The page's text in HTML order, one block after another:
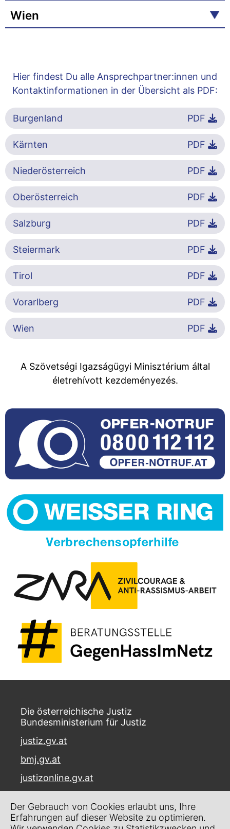
Wien
Hier findest Du alle Ansprechpartner:innen und
Kontaktinformationen in der Übersicht als PDF:
Burgenland PDF
Kärnten PDF
Niederösterreich PDF
Oberösterreich PDF
Salzburg PDF
Steiermark PDF
Tirol PDF
Vorarlberg PDF
Wien PDF
A Szövetségi Igazságügyi Minisztérium által
életrehívott kezdeményezés.
Die österreichische Justiz
Bundesministerium für Justiz
justiz.gv.at
bmj.gv.at
justizonline.gv.at
Museumstraße 7
1070 Wien
Der Gebrauch von Cookies erlaubt uns, Ihre
Erfahrungen auf dieser Website zu optimieren.